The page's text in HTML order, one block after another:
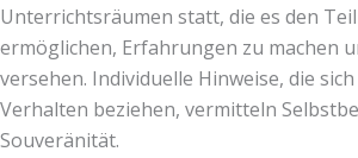
Unterrichtsräumen statt, die es den
ermöglichen, Erfahrungen zu machen
versehen. Individuelle Hinweise, die
Verhalten beziehen, vermitteln
Souveränität.